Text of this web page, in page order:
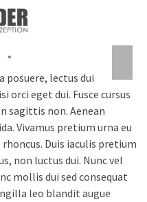
posuere, lectus dui
orci eget dui. Fusce cursus
sagittis non. Aenean
Vivamus pretium urna eu
Duis iaculis pretium
non luctus dui. Nunc vel
mollis dui sed consequat
leo blandit augue